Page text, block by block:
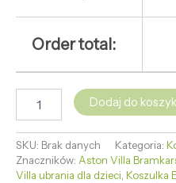
Order total:
Dodaj do
SKU: Brak danych Kategoria:
Znaczników: Aston Villa
Villa ubrania dla dzieci Koszulka